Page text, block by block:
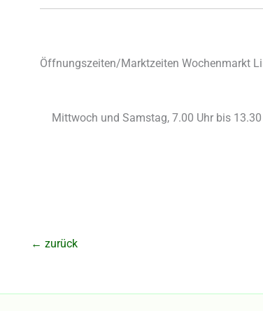
Öffnungszeiten/Marktzeiten Wochenmarkt
Mittwoch und Samstag, 7.00 Uhr bis 13.30
← zurück